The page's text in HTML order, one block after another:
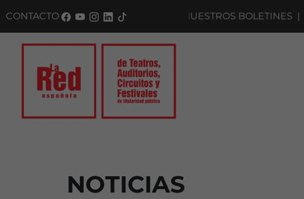
CONTACTO SUSCRÍBETE A NUESTROS BOLETINES|DANZA
NOTICIAS
Saltar al panel PAU